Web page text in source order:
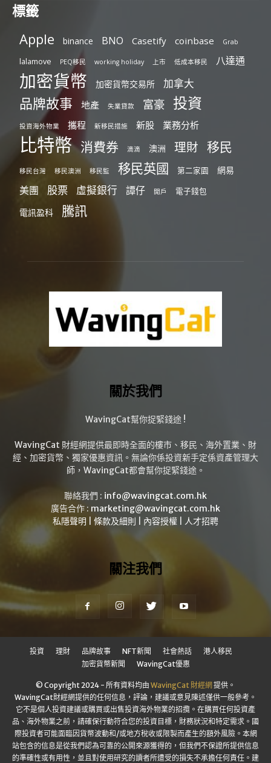
標籤
Apple binance BNO Casetify coinbase Grab
lalamove PEQ移民 working holiday 上市 低成本移民 八達通
加密貨幣 加密貨幣交易所 加拿大
品牌故事 地產 失業貸款 富豪 投資
投資海外物業 攜程 新移民措施 新股 業務分析
比特幣 消費券 滴滴 澳洲 理財 移民
移民台灣 移民澳洲 移民監 移民英國 第二家園 網易
美團 股票 虛擬銀行 譚仔 開戶 電子錢包
電訊盈科 騰訊
關於我們
WavingCat幫你捉緊錢途 !
WavingCat 財經網提供最即時全面的樓市、移民、海外置業、財
經、加密貨幣、獨家優惠資訊。無論你係投資新手定係資產管理大
師，WavingCat都會幫你捉緊錢途。
聯絡我們 : info@wavingcat.com.hk
廣告合作 : marketing@wavingcat.com.hk
私隱聲明
條款及細則 內容授權 人才招聘
關注我們
投資 理財 品牌故事 NFT新聞 社會熱話
港人移民
加密貨幣新聞
WavingCat優惠
© Copyright 2024 - 所有資料均由 WavingCat 財經網提供。
WavingCat財經網提供的任何信息，評論，建議或意見陳述僅供一般參考。
它不是個人投資建議或購買或出售投資海外物業的招攬。在購買任何投資產
品、海外物業之前，請確保行動符合您的投資目標，財務狀況和特定需求。國
際投資者可能面臨因貨幣波動和/或地方稅收或限製而產生的額外風險。本網
站包含的信息是從我們認為可靠的公開來源獲得的，但我們不保證所提供信息
的準確性或有用性，並且對使用研究的讀者所遭受的損失不承擔任何責任。建